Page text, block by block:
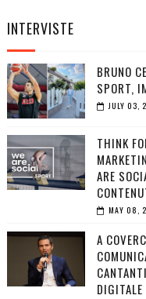
INTERVISTE
BRUNO
SPORT,
JULY 03,
THINK
ARE
MAY 08,
A
DIGITALE